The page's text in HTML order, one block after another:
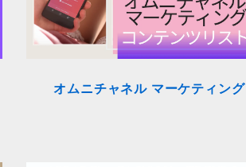
オムニチャネル マーケティング